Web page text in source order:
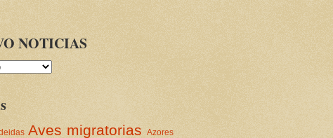
NOTICIAS
Aves migratorias Azores